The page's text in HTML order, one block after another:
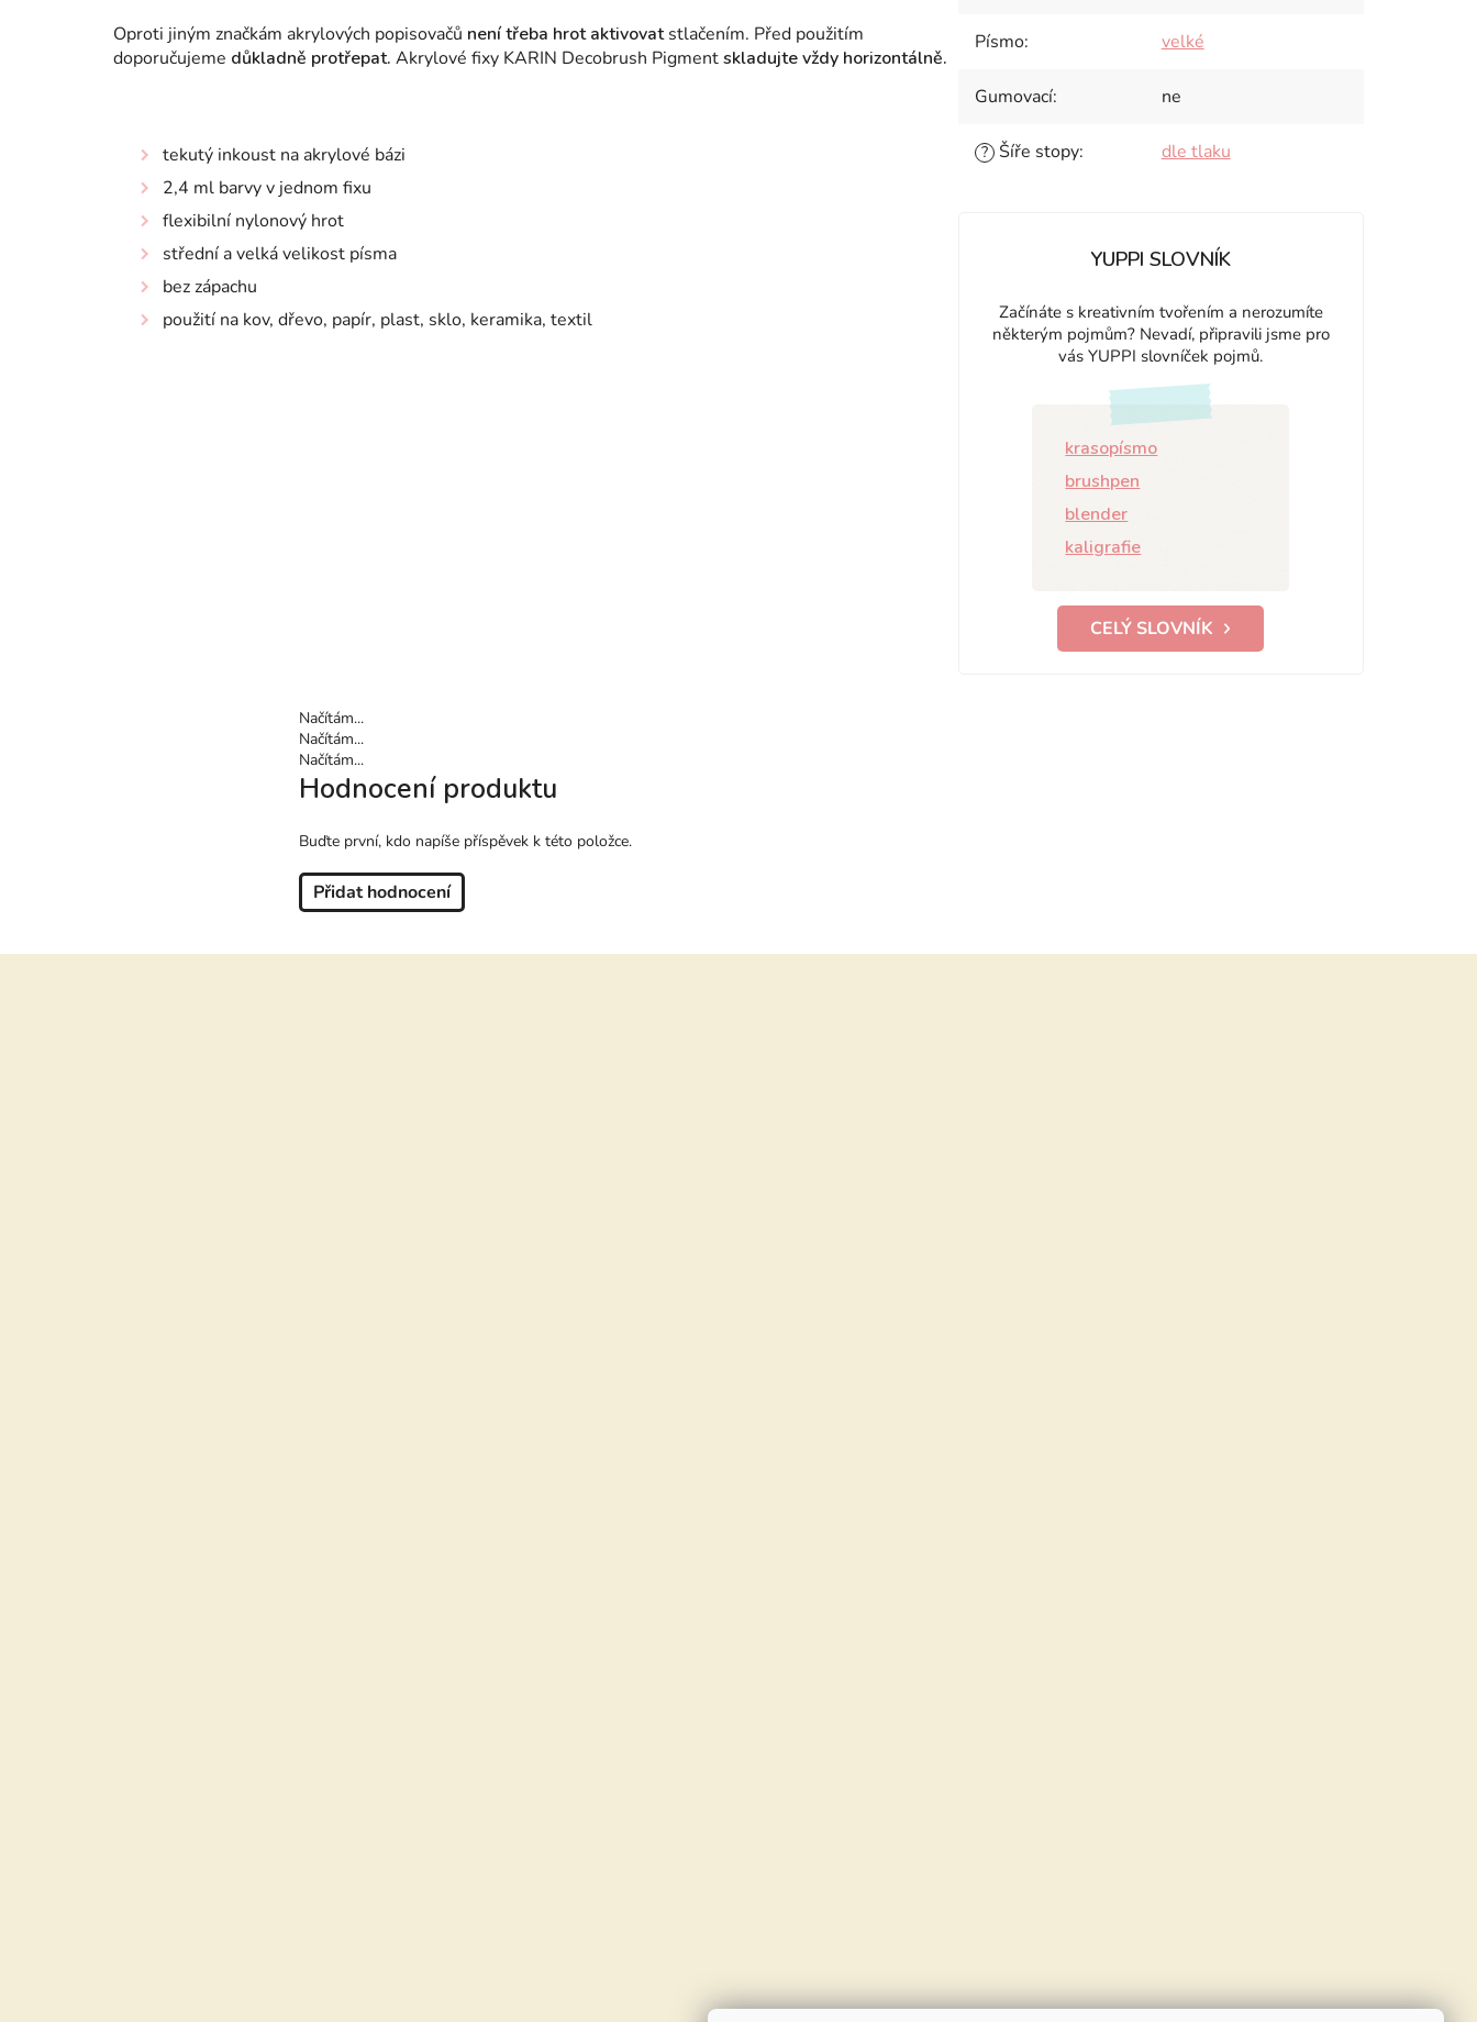
Oproti jiným značkám akrylových popisovačů není třeba hrot aktivovatstlačením. Před použitím
doporučujeme důkladně protřepat. Akrylové fixy KARIN Decobrush Pigmentskladujte vždy horizontálně.
tekutý inkoust na akrylové bázi
2,4 ml barvy v jednom fixu
flexibilní nylonový hrot
střední a velká velikost písma
bez zápachu
použití na kov, dřevo, papír, plast, sklo, keramika, textil
Písmo: velké
Gumovací: ne
? Šíře stopy: dle tlaku
YUPPI SLOVNÍK
Začínáte s kreativním tvořením a nerozumíte
některým pojmům? Nevadí, připravili jsme pro
vás YUPPI slovníček pojmů.
krasopísmo
brushpen
blender
kaligrafie
CELÝ SLOVNÍK
Načítám...
Načítám...
Načítám...
Hodnocení produktu
Buďte první, kdo napíše příspěvek k této položce.
Přidat hodnocení